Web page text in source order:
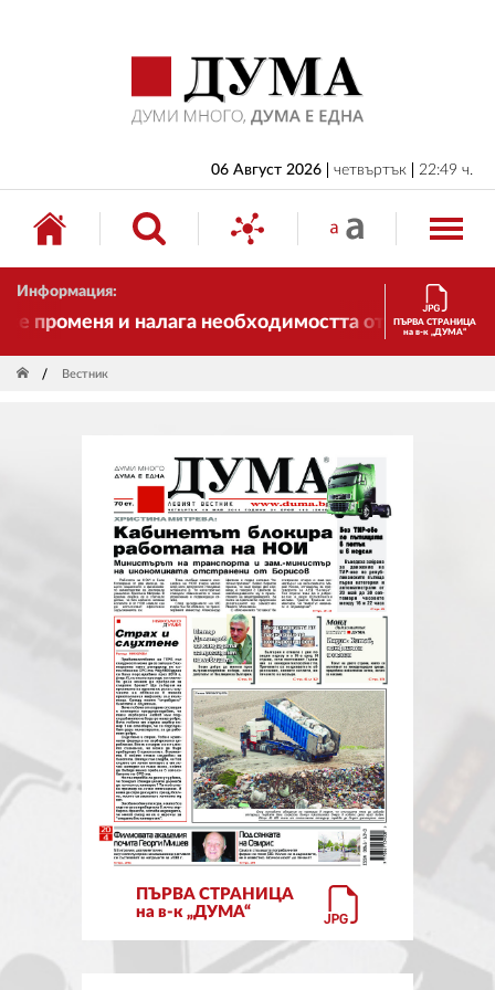
06 Август 2026 четвъртък 22:49 ч.
Информация:
и налага необходимостта от
ПЪРВА СТРАНИЦА
на в-к „ДУМА“
Вестник
ПЪРВА СТРАНИЦА
на в-к „ДУМА“
БЪЛГАРИЯ
ИКОНОМИКА
ИЗБОРИ
СВЯТ
ДРУГИ
ЗА НАС
АВТОРИ
РЕДАКЦИЯ
КОНТАКТИ
РЕКЛАМА
АБОНАМЕНТ
УСЛОВИЯ ЗА ПОЛЗВАНЕ
ПОЛИТИКА ЗА БИСКВИТКИТЕ
ПОЛИТИКАТА ЗА
ПОВЕРИТЕЛНОСТ